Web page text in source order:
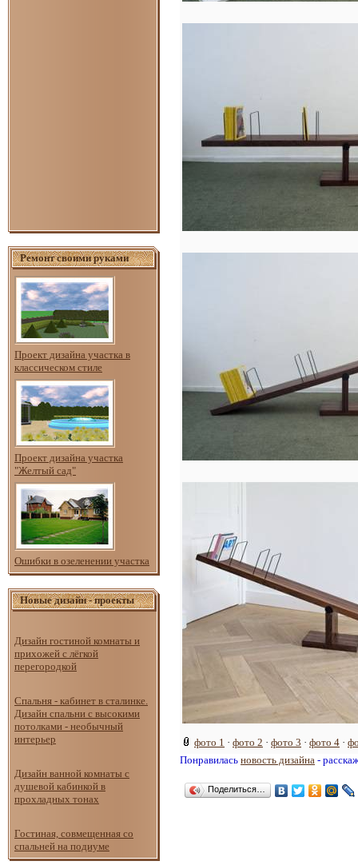
Ремонт своими руками
Проект дизайна участка в
классическом стиле
Проект дизайна участка
"Желтый сад"
Ошибки в озеленении участка
Новые дизайн - проекты
Дизайн гостиной комнаты и
прихожей с лёгкой
перегородкой
Спальня - кабинет в сталинке.
Дизайн спальни с высокими
потолками - необычный
интерьер
Дизайн ванной комнаты с
душевой кабинкой в
прохладных тонах
Гостиная, совмещенная со
спальней на подиуме
фото 1 · фото 2 · фото 3 · фото 4 ·
Понравилась новость дизайна -
Поделиться…